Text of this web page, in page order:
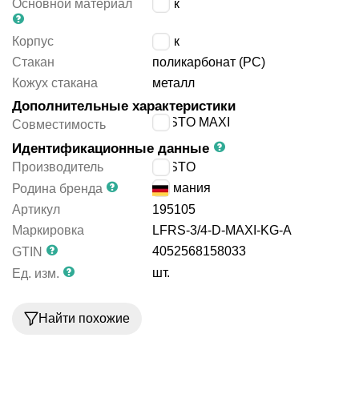
Основной материал цинк
Корпус
цинк
Стакан
поликарбонат (PC)
Кожух стакана
металл
Дополнительные характеристики
Совместимость FESTO MAXI
Идентификационные данные
Производитель
FESTO
Родина бренда
Германия
Артикул
195105
Маркировка
LFRS-3/4-D-MAXI-KG-A
GTIN
4052568158033
Ед. изм.
шт.
Найти похожие